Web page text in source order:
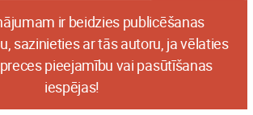
ir beidzies publicēšanas
sazinieties ar tās autoru, ja vēlaties
pieejamību vai pasūtīšanas
iespējas!